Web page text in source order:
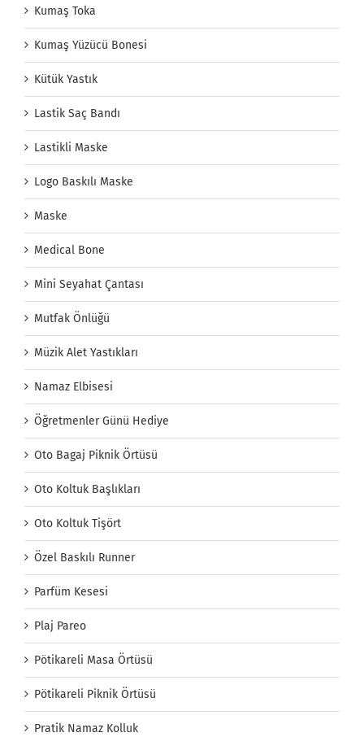
Kumaş Toka
Kumaş Yüzücü Bonesi
Kütük Yastık
Lastik Saç Bandı
Lastikli Maske
Logo Baskılı Maske
Maske
Medical Bone
Mini Seyahat Çantası
Mutfak Önlüğü
Müzik Alet Yastıkları
Namaz Elbisesi
Öğretmenler Günü Hediye
Oto Bagaj Piknik Örtüsü
Oto Koltuk Başlıkları
Oto Koltuk Tişört
Özel Baskılı Runner
Parfüm Kesesi
Plaj Pareo
Pötikareli Masa Örtüsü
Pötikareli Piknik Örtüsü
Pratik Namaz Kolluk